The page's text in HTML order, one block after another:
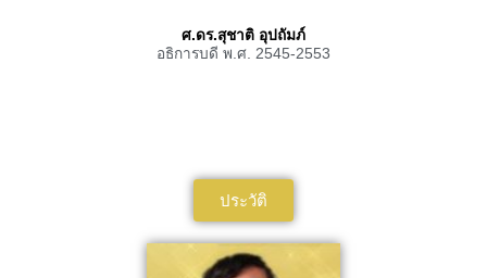
ศ.ดร.สุชาติ อุปถัมภ์
อธิการบดี พ.ศ. 2545-2553
ประวัติ